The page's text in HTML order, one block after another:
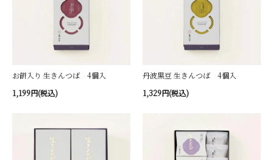
お餅入り 生きんつば 4個入
1,199円(税込)
丹波黒豆 生きんつば 4個入
1,329円(税込)